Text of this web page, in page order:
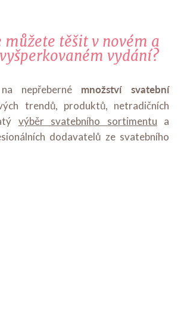
můžete těšit v novém a
vydání?
nepřeberné množství svatební
trendů, produktů, netradičních
výběr svatebního sortimentu a
dodavatelů ze svatebního